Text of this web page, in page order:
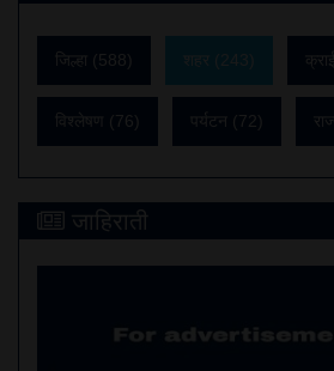
जिल्हा (588)
विश्लेषण (76) पर्यटन (72)
जाहिराती